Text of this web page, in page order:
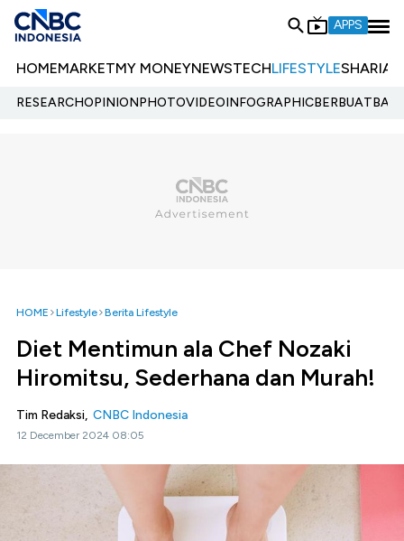
APPS
HOMEMARKETMY MONEYNEWSTECHLIFESTYLESHARIA
RESEARCHOPINIONPHOTOVIDEOINFOGRAPHIC
HOME Lifestyle Berita Lifestyle
Diet Mentimun ala Chef Nozaki
Hiromitsu, Sederhana dan Murah!
Tim Redaksi, CNBC Indonesia
12 December 2024 08:05